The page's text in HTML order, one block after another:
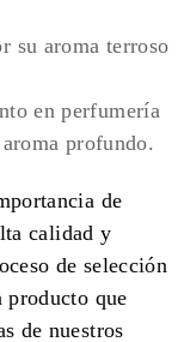
su aroma terroso
en perfumería
profundo.
de
calidad y
de selección
producto que
de nuestros